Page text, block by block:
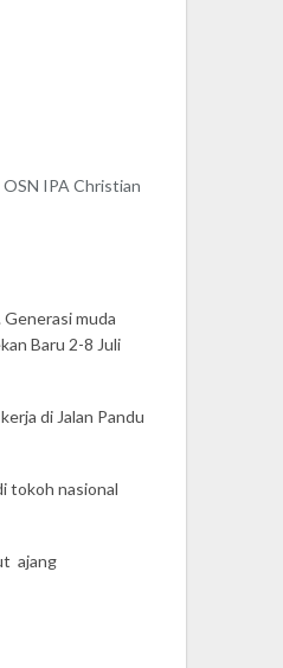
OSN IPA Christian
muda
Baru 2-8 Juli
di Jalan Pandu
tokoh nasional
ajang